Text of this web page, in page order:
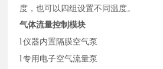
度，也可以四组设置不同温度。
气体流量控制模块
l 仪器内置隔膜空气泵
l 专用电子空气流量泵